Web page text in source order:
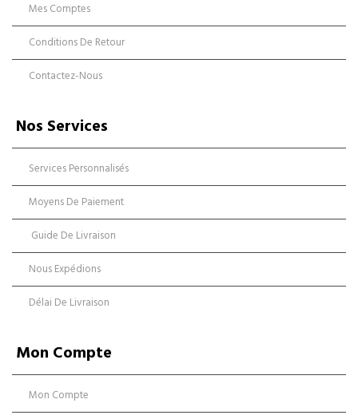
Mes Comptes
Conditions De Retour
Contactez-Nous
Nos Services
Services Personnalisés
Moyens De Paiement
Guide De Livraison
Nous Expédions
Délai De Livraison
Mon Compte
Mon Compte